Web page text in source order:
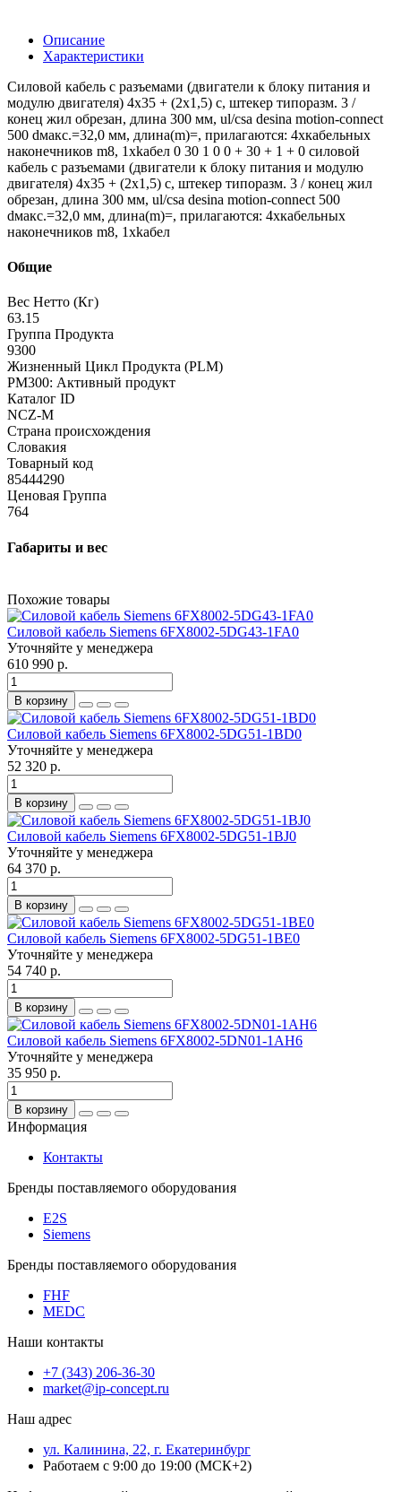
Описание
Характеристики
Силовой кабель с разъемами (двигатели к блоку питания и
модулю двигателя) 4x35 + (2x1,5) c, штекер типоразм. 3 /
конец жил обрезан, длина 300 мм, ul/csa desina motion-connect
500 dмакс.=32,0 мм, длина(m)=, прилагаются: 4xкабельных
наконечников m8, 1xkабел 0 30 1 0 0 + 30 + 1 + 0 силовой
кабель с разъемами (двигатели к блоку питания и модулю
двигателя) 4x35 + (2x1,5) c, штекер типоразм. 3 / конец жил
обрезан, длина 300 мм, ul/csa desina motion-connect 500
dмакс.=32,0 мм, длина(m)=, прилагаются: 4xкабельных
наконечников m8, 1xkабел
Общие
Вес Нетто (Кг)
63.15
Группа Продукта
9300
Жизненный Цикл Продукта (PLM)
PM300: Активный продукт
Каталог ID
NCZ-M
Страна происхождения
Словакия
Товарный код
85444290
Ценовая Группа
764
Габариты и вес
Похожие товары
Силовой кабель Siemens 6FX8002-5DG43-1FA0
Уточняйте у менеджера
610 990 р.
В корзину
Силовой кабель Siemens 6FX8002-5DG51-1BD0
Уточняйте у менеджера
52 320 р.
В корзину
Силовой кабель Siemens 6FX8002-5DG51-1BJ0
Уточняйте у менеджера
64 370 р.
В корзину
Силовой кабель Siemens 6FX8002-5DG51-1BE0
Уточняйте у менеджера
54 740 р.
В корзину
Силовой кабель Siemens 6FX8002-5DN01-1AH6
Уточняйте у менеджера
35 950 р.
В корзину
Информация
Контакты
Бренды поставляемого оборудования
E2S
Siemens
Бренды поставляемого оборудования
FHF
MEDC
Наши контакты
+7 (343) 206-36-30
market@ip-concept.ru
Наш адрес
ул. Калинина, 22, г. Екатеринбург
Работаем с 9:00 до 19:00 (МСК+2)